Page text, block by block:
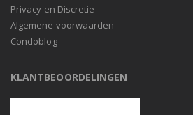
Privacy en Discretie
Algemene voorwaarden
Condoblog
KLANTBEOORDELINGEN